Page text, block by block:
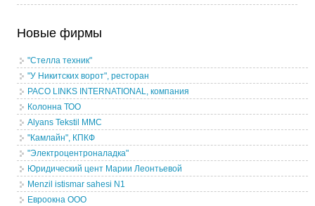
Новые фирмы
"Стелла техник"
"У Никитских ворот", ресторан
PACO LINKS INTERNATIONAL, компания
Колонна ТОО
Alyans Tekstil MMC
"Камлайн", КПКФ
"Электроцентроналадка"
Юридический цент Марии Леонтьевой
Menzil istismar sahesi N1
Евроокна ООО